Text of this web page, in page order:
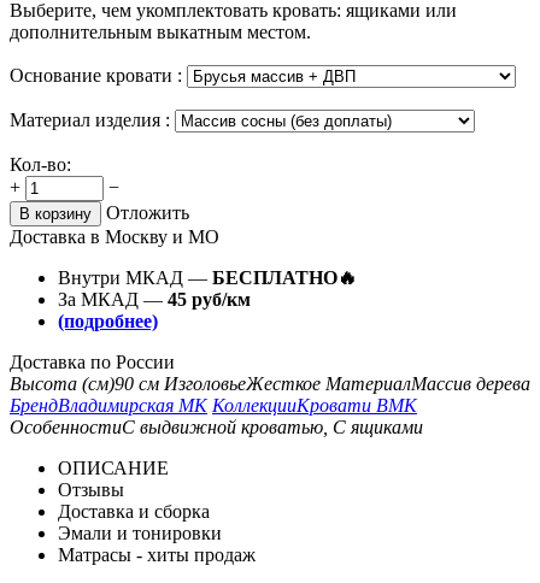
Выберите, чем укомплектовать кровать: ящиками или
дополнительным выкатным местом.
Основание кровати :
Материал изделия :
Кол-во:
+
−
В корзину
Отложить
Доставка в Москву и МО
Внутри МКАД — БЕСПЛАТНО🔥
За МКАД — 45 руб/км
(подробнее)
Доставка по России
Высота (см)90 см ИзголовьеЖесткое МатериалМассив дерева
БрендВладимирская МК КоллекцииКровати ВМК
ОсобенностиС выдвижной кроватью, С ящиками
ОПИСАНИЕ
Отзывы
Доставка и сборка
Эмали и тонировки
Матрасы - хиты продаж